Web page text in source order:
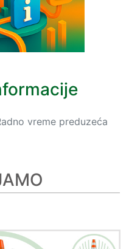
vreme preduzeća